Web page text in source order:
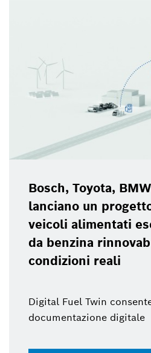
Bosch, Toyota,
lanciano un
veicoli alimentati
da benzina
condizioni reali
Digital Fuel Twin
documentazione digitale